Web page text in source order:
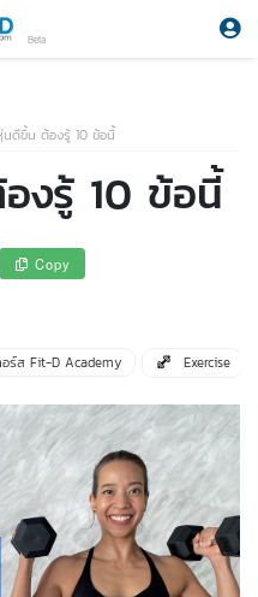
Beta
ดีขึ้น ต้องรู้ 10 ข้อนี้
งรู้ 10 ข้อนี้
Copy
ร์ส Fit-D Academy Exercise